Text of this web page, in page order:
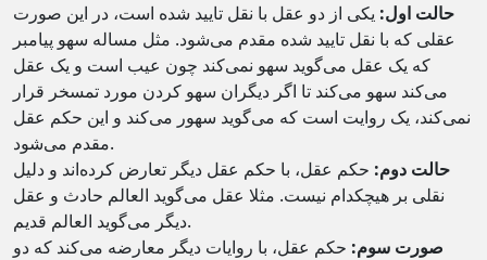
حالت اول: یکی از دو عقل با نقل تایید شده است، در این صورت
عقلی که با نقل تایید شده مقدم می‌شود. مثل مساله سهو پیامبر
که یک عقل می‌گوید سهو نمی‌کند چون عیب است و یک عقل
می‌کند سهو می‌کند تا اگر دیگران سهو کردن مورد تمسخر قرار
نمی‌کند، یک روایت است که می‌گوید سهور می‌کند و این حکم عقل
مقدم می‌شود.
حالت دوم: حکم عقل، با حکم عقل دیگر تعارض کرده‌اند و دلیل
نقلی بر هیچکدام نیست. مثلا عقل می‌گوید العالم حادث و عقل
دیگر می‌گوید العالم قدیم.
صورت سوم: حکم عقل، با روایات دیگر معارضه می‌کند که دو